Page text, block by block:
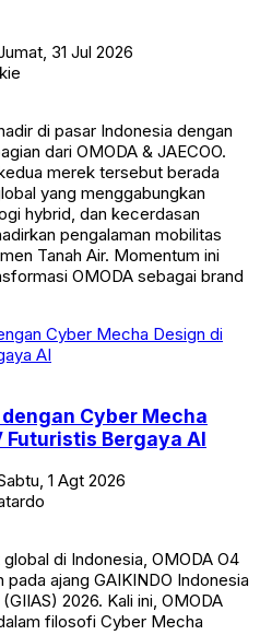
31 Jul 2026
di pasar Indonesia dengan
dari OMODA & JAECOO.
merek tersebut berada
yang menggabungkan
hybrid, dan kecerdasan
pengalaman mobilitas
Tanah Air. Momentum ini
OMODA sebagai brand
dengan Cyber Mecha
Futuristis Bergaya AI
1 Agt 2026
di Indonesia, OMODA O4
ajang GAIKINDO Indonesia
2026. Kali ini, OMODA
filosofi Cyber Mecha